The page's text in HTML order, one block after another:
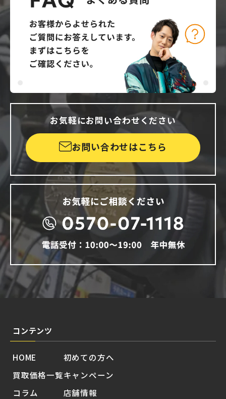
お気軽にお問い合わせください
お問い合わせはこちら
コンテンツ
HOME
買取価格一覧
コラム
初めての方へ
キャンペーン
店舗情報